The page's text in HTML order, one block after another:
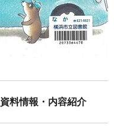
資料情報・内容紹介